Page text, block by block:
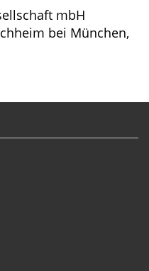
mbH
bei München,